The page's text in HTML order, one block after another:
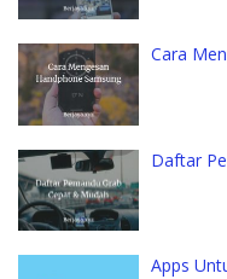
Cara
Daftar
Apps